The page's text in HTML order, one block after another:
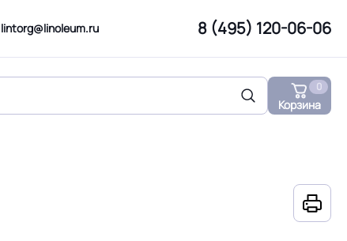
lintorg@linoleum.ru 8 (495) 120-06-06
Корзина
0